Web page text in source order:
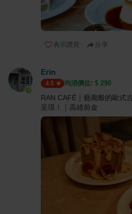
表示讚賞 分享
Erin
4.5 均消價位: $ 290
RAN CAFÉ｜藝廊般的歐式
呈現！｜高雄前金